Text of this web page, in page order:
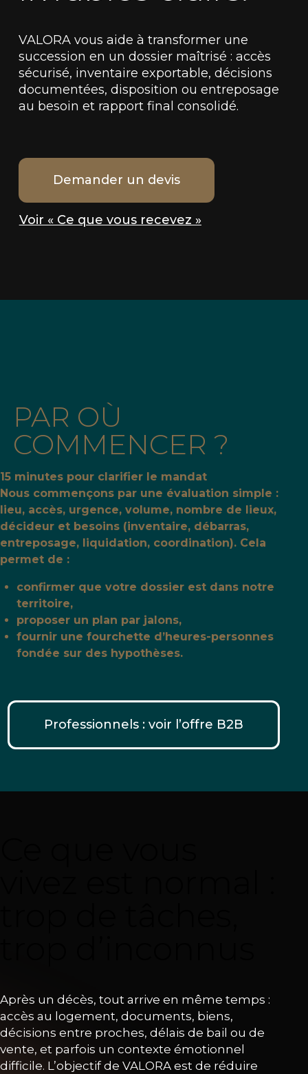
VALORA vous aide à transformer une
succession en un dossier maîtrisé : accès
sécurisé, inventaire exportable, décisions
documentées, disposition ou entreposage
au besoin et rapport final consolidé.
Demander un devis
Voir « Ce que vous recevez »
PAR OÙ
COMMENCER ?
15 minutes pour clarifier le mandat
Nous commençons par une évaluation simple :
lieu, accès, urgence, volume, nombre de lieux,
décideur et besoins (inventaire, débarras,
entreposage, liquidation, coordination). Cela
permet de :
confirmer que votre dossier est dans notre
territoire,
proposer un plan par jalons,
fournir une fourchette d’heures-personnes
fondée sur des hypothèses.
Professionnels : voir l’offre B2B
Après un décès, tout arrive en même temps :
accès au logement, documents, biens,
décisions entre proches, délais de bail ou de
vente, et parfois un contexte émotionnel
difficile. L’objectif de VALORA est de réduire